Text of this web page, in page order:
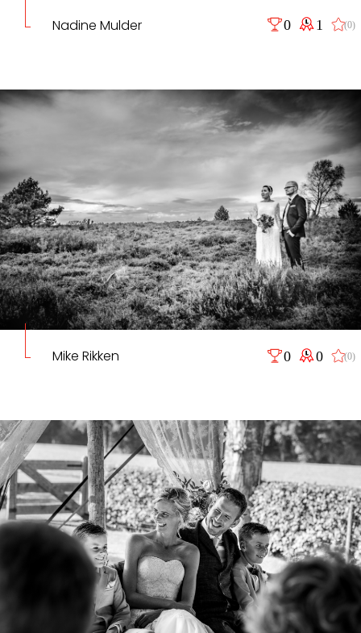
Nadine Mulder 0 1 (0)
Mike Rikken 0 0 (0)